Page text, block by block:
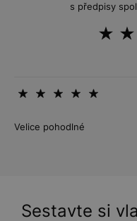
s předpisy
Velice pohodlné
Sestavte si